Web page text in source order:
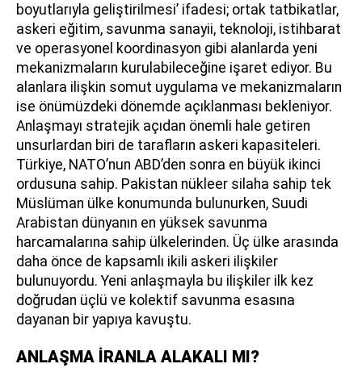
boyutlarıyla geliştirilmesi’ ifadesi; ortak tatbikatlar,
askeri eğitim, savunma sanayii, teknoloji, istihbarat
ve operasyonel koordinasyon gibi alanlarda yeni
mekanizmaların kurulabileceğine işaret ediyor. Bu
alanlara ilişkin somut uygulama ve mekanizmaların
ise önümüzdeki dönemde açıklanması bekleniyor.
Anlaşmayı stratejik açıdan önemli hale getiren
unsurlardan biri de tarafların askeri kapasiteleri.
Türkiye, NATO’nun ABD’den sonra en büyük ikinci
ordusuna sahip. Pakistan nükleer silaha sahip tek
Müslüman ülke konumunda bulunurken, Suudi
Arabistan dünyanın en yüksek savunma
harcamalarına sahip ülkelerinden. Üç ülke arasında
daha önce de kapsamlı ikili askeri ilişkiler
bulunuyordu. Yeni anlaşmayla bu ilişkiler ilk kez
doğrudan üçlü ve kolektif savunma esasına
dayanan bir yapıya kavuştu.
ANLAŞMA İRANLA ALAKALI MI?